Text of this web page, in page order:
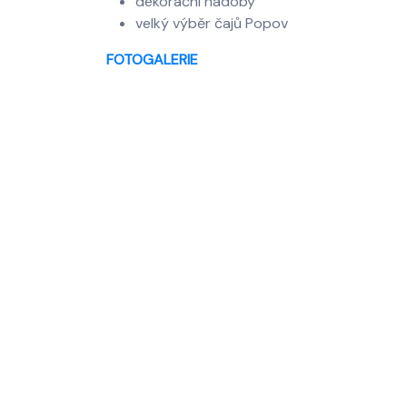
velký výběr čajů Popov
FOTOGALERIE